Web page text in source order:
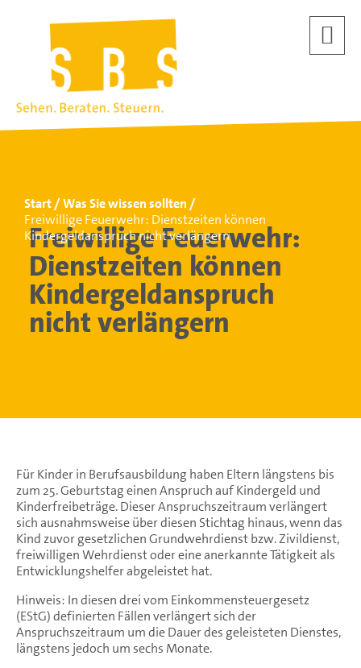
Start
Was Sie wissen sollten
Freiwillige Feuerwehr: Dienstzeiten können
Kindergeldanspruch nicht verlängern
Freiwillige Feuerwehr:
Dienstzeiten können
Kindergeldanspruch
nicht verlängern
Für Kinder in Berufsausbildung haben Eltern längstens bis
zum 25. Geburtstag einen Anspruch auf Kindergeld und
Kinderfreibeträge. Dieser Anspruchszeitraum verlängert
sich ausnahmsweise über diesen Stichtag hinaus, wenn das
Kind zuvor gesetzlichen Grundwehrdienst bzw. Zivildienst,
freiwilligen Wehrdienst oder eine anerkannte Tätigkeit als
Entwicklungshelfer abgeleistet hat.
Hinweis: In diesen drei vom Einkommensteuergesetz
(EStG) definierten Fällen verlängert sich der
Anspruchszeitraum um die Dauer des geleisteten Dienstes,
längstens jedoch um sechs Monate.